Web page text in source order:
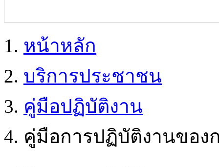
หน้าหลัก
บริการประชาชน
คู่มือปฏิบัติงาน
คู่มือการปฏิบัติงานของ